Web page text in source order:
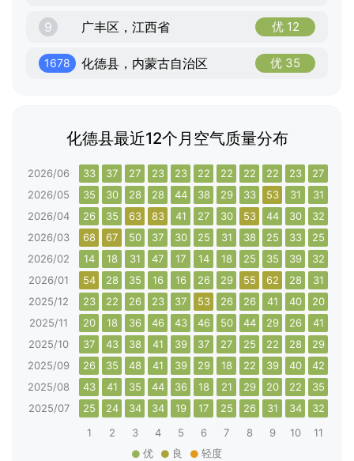
9 广丰区，江西省 优 12
1678 化德县，内蒙古自治区 优 35
化德县最近12个月空气质量分布
2026/06 33 37 27 23 23 22 22 22 22 23 27
2026/05
35 30 28 28 44 38 29 33 53 31 31
2026/04
26 35 63 83 41 27 30 53 44 30 32
2026/03
68 67 50 37 30 25 31 38 25 33 25
2026/02
14 18 31 47 17 14 18 25 35 39 32
2026/01
54 28 35 16 16 26 29 55 62 28 31
2025/12
23 22 26 23 37 53 26 26 41 40 20
2025/11
20 18 36 46 43 46 50 44 29 26 41
2025/10
37 43 38 41 39 37 27 25 22 28 29
2025/09
26 35 48 41 39 29 18 22 39 40 42
2025/08
43 41 35 44 36 18 21 29 20 22 35
2025/07
25 24 34 34 19 17 25 26 31 34 32
1
2 3 4 5 6 7 8 9 10 11
优
良
轻度